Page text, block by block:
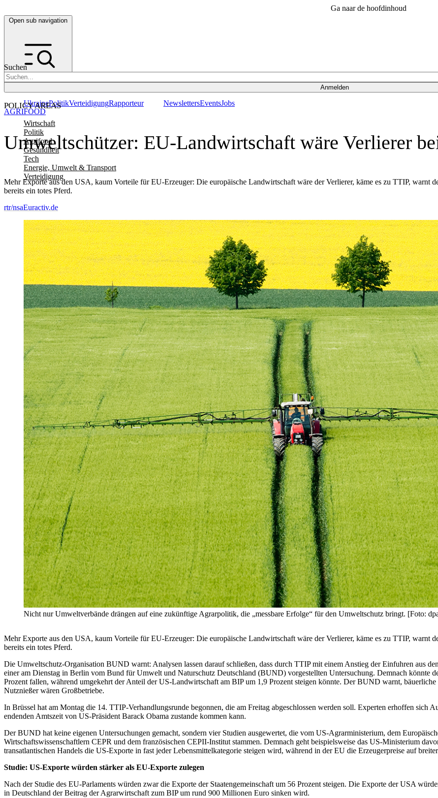
Ga naar de hoofdinhoud
Open sub navigation
Suchen
Anmelden
POLICY AREAS
Wirtschaft
Politik
Agrifood
Gesundheit
Tech
Energie, Umwelt & Transport
Verteidigung
UkrainePolitikVerteidigungRapporteur NewslettersEventsJobs
Umweltschützer: EU-Landwirtschaft wäre Verlierer
Mehr Exporte aus den USA, kaum Vorteile für EU-Erzeuger: Die europäische Landwirtschaft wäre der Verlierer, käme es zu TTIP, warnt
bereits ein totes Pferd.
AGRIFOOD
rtr/nsaEuractiv.de
Nicht nur Umweltverbände drängen auf eine zukünftige Agrarpolitik, die „messbare Erfolge“ für den Umweltschutz bringt. [Foto:
Mehr Exporte aus den USA, kaum Vorteile für EU-Erzeuger: Die europäische Landwirtschaft wäre der Verlierer, käme es zu TTIP, warnt
bereits ein totes Pferd.
Die Umweltschutz-Organisation BUND warnt: Analysen lassen darauf schließen, dass durch TTIP mit einem Anstieg der Einfuhren aus
einer am Dienstag in Berlin vom Bund für Umwelt und Naturschutz Deutschland (BUND) vorgestellten Untersuchung. Demnach könnte
Prozent fallen, während umgekehrt der Anteil der US-Landwirtschaft am BIP um 1,9 Prozent steigen könnte. Der BUND warnt,
Nutznießer wären Großbetriebe.
In Brüssel hat am Montag die 14. TTIP-Verhandlungsrunde begonnen, die am Freitag abgeschlossen werden soll. Experten erhoffen sich
endenden Amtszeit von US-Präsident Barack Obama zustande kommen kann.
Der BUND hat keine eigenen Untersuchungen gemacht, sondern vier Studien ausgewertet, die vom US-Agrarministerium, dem
Wirtschaftswissenschaftlern CEPR und dem französischen CEPII-Institut stammen. Demnach geht beispielsweise das US-Ministerium
transatlantischen Handels die US-Exporte in fast jeder Lebensmittelkategorie steigen wird, während in der EU die Erzeugerpreise auf
Studie: US-Exporte würden stärker als EU-Exporte zulegen
Nach der Studie des EU-Parlaments würden zwar die Exporte der Staatengemeinschaft um 56 Prozent steigen. Die Exporte der USA
in Deutschland der Beitrag der Agrarwirtschaft zum BIP um rund 900 Millionen Euro sinken wird.